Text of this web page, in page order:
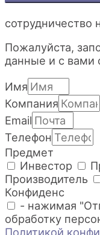
сотрудничество
Пожалуйста,
данные и с вами
Имя
Компания
Email
Телефон
Предмет
Инвестор
Производитель
Конфиденс
- нажимая
обработку
Политикой